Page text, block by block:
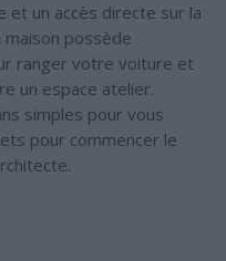
et un accès directe sur la
possède
ranger votre voiture et
un espace atelier.
simples pour vous
pour commencer le